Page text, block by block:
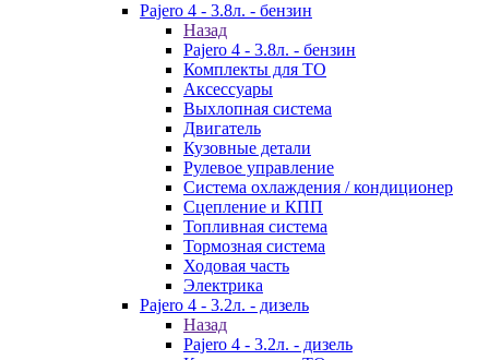
Pajero 4 - 3.8л. - бензин
Назад
Pajero 4 - 3.8л. - бензин
Комплекты для ТО
Аксессуары
Выхлопная система
Двигатель
Кузовные детали
Рулевое управление
Система охлаждения / кондиционер
Сцепление и КПП
Топливная система
Тормозная система
Ходовая часть
Электрика
Pajero 4 - 3.2л. - дизель
Назад
Pajero 4 - 3.2л. - дизель